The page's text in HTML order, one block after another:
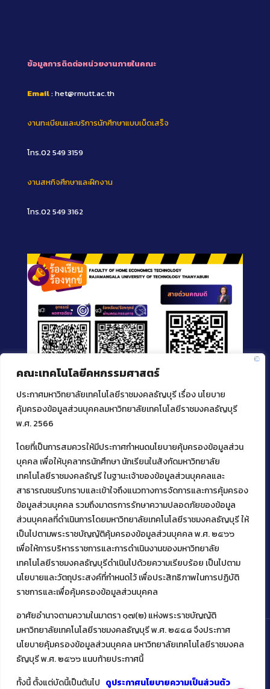
คณะเทคโนโลยีคหกรรมศาสตร์
ประกาศมหาวิทยาลัยเทคโนโลยีราชมงคลธัญบุรี เรื่อง นโยบาย
คุ้มครองข้อมูลส่วนบุคคลมหาวิทยาลัยเทคโนโลยีราชมงคลธัญบุรี
พ.ศ. 2566
โดยที่เป็นการสมควรให้มีประกาศกำหนดนโยบายคุ้มครองข้อมูลส่วน
บุคคล เพื่อให้บุคลากรนักศึกษา นักเรียนในสังกัดมหาวิทยาลัย
เทคโนโลยีราชมงคลธัญรี ในฐานะเจ้าของข้อมูลส่วนบุคคลและ
สาธารณชนรับทราบและเข้าใจถึงแนวทางการจัดการและการคุ้มครอง
ข้อมูลส่วนบุคคล รวมถึงมาตรการรักษาความปลอดภัยของข้อมูล
ส่วนบุคคลที่ดำเนินการโดยมหาวิทยาลัยเทคโนโลยีราชมงคลธัญบุรี ให้
เป็นไปตามพระราชบัญญัติคุ้มครองข้อมูลส่วนบุคคล พ.ศ. ๒๕๖๖
เพื่อให้การบริหารราชการและการดำเนินงานของมหาวิทยาลัย
เทคโนโลยีราชมงคลธัญบุรีดำเนินไปด้วยความเรียบร้อย เป็นไปตาม
นโยบายและวัตถุประสงค์ที่กำหนดไว้ เพื่อประสิทธิภาพในการปฏิบัติ
ราชการและเพื่อคุ้มครองข้อมูลส่วนบุคคล
อาศัยอำนาจตามความในมาตรา ๑๗(๒) แห่งพระราชบัญญัติ
มหาวิทยาลัยเทคโนโลยีราชมงคลธัญบุรี พ.ศ. ๒๕๔๘ จึงประกาศ
นโยบายคุ้มครองข้อมูลส่วนบุคคล มหาวิทยาลัยเทคโนโลยีราชมงคล
ธัญบุรี พ.ศ. ๒๕๖๖ แนบท้ายประกาศนี้
ทั้งนี้ ตั้งแต่บัดนี้เป็นต้นไป ดูประกาศนโยบายความเป็นส่วนตัว
ข้อมูลการติดต่อหน่วยงานภายในคณะ
Email: het@rmutt.ac.th
งานทะเบียนและบริการนักศึกษาแบบเบ็ดเสร็จ
โทร.02 549 3159
งานสหกิจศึกษาและฝึกงาน
โทร.02 549 3162
ติดต่อคณะเทคโนโลยีคหกรรมศาสตร์
39 หมู่ 1
ต.คลองหก อ. คลองหลวง
จ.ปทุมธานี 12120
โทร 02 549 3161
Facebook
Instagram
Mail
Copyright ©️ 2022 คณะเทคโนโลยีคหกรรมศาสตร์ มหาวิทยาลัย
เทคโนโลยีราชมงคลธัญบุรี